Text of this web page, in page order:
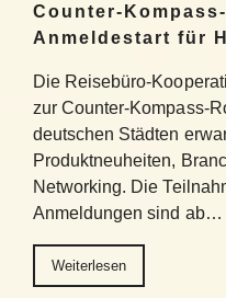
Counter-
Anmeldestart für
Die Reisebüro-
zur Counter-Kompass-
deutschen Städten
Produktneuheiten,
Networking. Die
Anmeldungen sind ab…
Weiterlesen